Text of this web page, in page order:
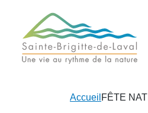
Accueil FÊTE